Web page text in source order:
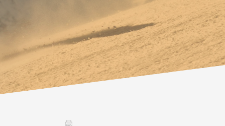
The region
events
Vinum Montis
Assemblées générales & Statuts